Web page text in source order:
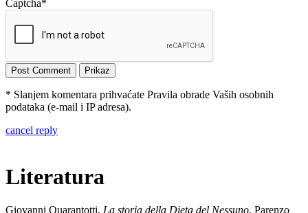
Captcha*
* Slanjem komentara prihvaćate Pravila obrade Vaših osobnih
podataka (e-mail i IP adresa).
cancel reply
Literatura
Giovanni Quarantotti, La storia della Dieta del Nessuno, Parenzo